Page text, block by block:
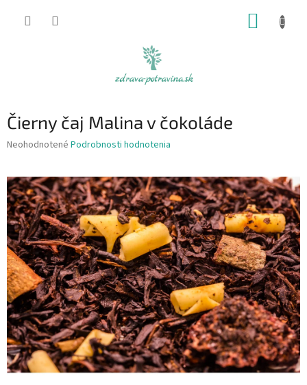
Čierny čaj Malina v čokoláde
Priemerné
je
0,0
z
5
hviezdičiek.
Neohodnotené Podrobnosti hodnotenia